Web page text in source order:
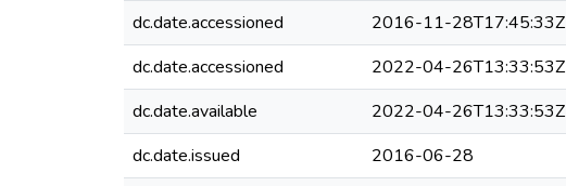
dc.date.accessioned
2016-11-28T17:45:33Z
dc.date.accessioned
2022-04-26T13:33:53Z
dc.date.available
2022-04-26T13:33:53Z
dc.date.issued
2016-06-28